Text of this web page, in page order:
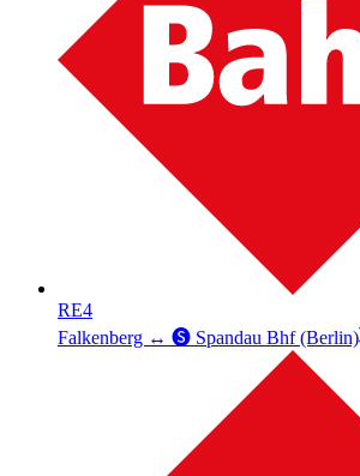
RE4
Falkenberg ↔︎ 🅢 Spandau Bhf (Berlin)